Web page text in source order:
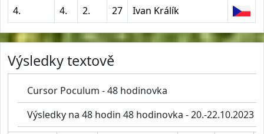
4. 4. 2. 27 Ivan Králík
Výsledky textově
Cursor Poculum - 48 hodinovka
Výsledky na 48 hodin 48 hodinovka - 20.-22.10.2023